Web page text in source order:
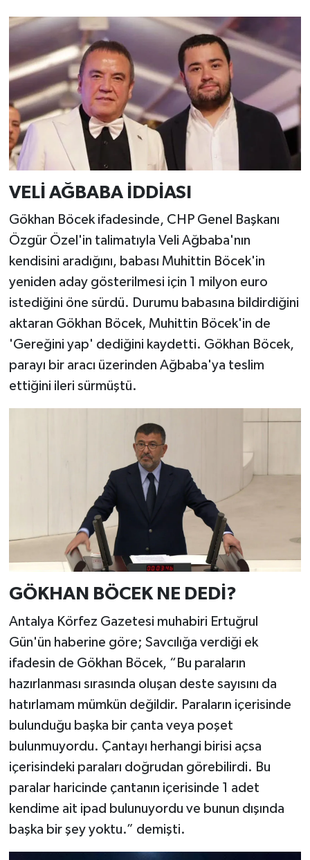
VELİ AĞBABA İDDİASI
Gökhan Böcek ifadesinde, CHP Genel Başkanı
Özgür Özel'in talimatıyla Veli Ağbaba'nın
kendisini aradığını, babası Muhittin Böcek'in
yeniden aday gösterilmesi için 1 milyon euro
istediğini öne sürdü. Durumu babasına bildirdiğini
aktaran Gökhan Böcek, Muhittin Böcek'in de
'Gereğini yap' dediğini kaydetti. Gökhan Böcek,
parayı bir aracı üzerinden Ağbaba'ya teslim
ettiğini ileri sürmüştü.
GÖKHAN BÖCEK NE DEDİ?
Antalya Körfez Gazetesi muhabiri Ertuğrul
Gün'ün haberine göre; Savcılığa verdiği ek
ifadesin de Gökhan Böcek, “Bu paraların
hazırlanması sırasında oluşan deste sayısını da
hatırlamam mümkün değildir. Paraların içerisinde
bulunduğu başka bir çanta veya poşet
bulunmuyordu. Çantayı herhangi birisi açsa
içerisindeki paraları doğrudan görebilirdi. Bu
paralar haricinde çantanın içerisinde 1 adet
kendime ait ipad bulunuyordu ve bunun dışında
başka bir şey yoktu.” demişti.